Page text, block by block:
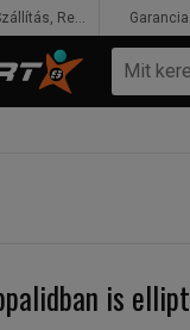
is
Szállítás, Rendelés, Fizetés Garancia